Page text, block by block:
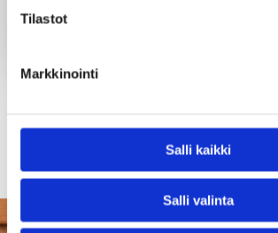
Tilastot
Markkinointi
Salli kaikki
Salli valinta
100 hlö tilaisuuksiin.